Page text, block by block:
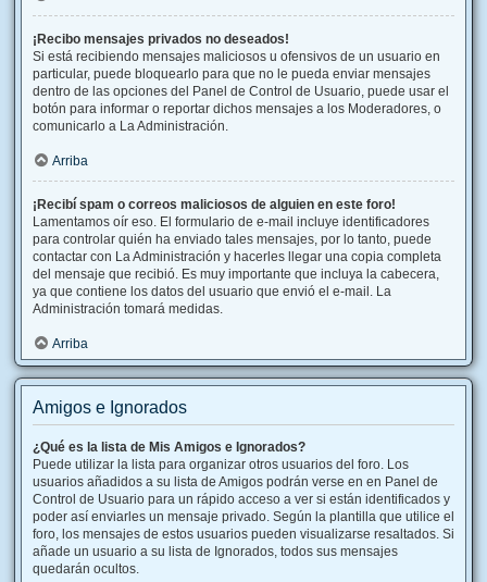
¡Recibo mensajes privados no deseados!
Si está recibiendo mensajes maliciosos u ofensivos de un usuario en
particular, puede bloquearlo para que no le pueda enviar mensajes
dentro de las opciones del Panel de Control de Usuario, puede usar el
botón para informar o reportar dichos mensajes a los Moderadores, o
comunicarlo a La Administración.
Arriba
¡Recibí spam o correos maliciosos de alguien en este foro!
Lamentamos oír eso. El formulario de e-mail incluye identificadores
para controlar quién ha enviado tales mensajes, por lo tanto, puede
contactar con La Administración y hacerles llegar una copia completa
del mensaje que recibió. Es muy importante que incluya la cabecera,
ya que contiene los datos del usuario que envió el e-mail. La
Administración tomará medidas.
Arriba
Amigos e Ignorados
¿Qué es la lista de Mis Amigos e Ignorados?
Puede utilizar la lista para organizar otros usuarios del foro. Los
usuarios añadidos a su lista de Amigos podrán verse en en Panel de
Control de Usuario para un rápido acceso a ver si están identificados y
poder así enviarles un mensaje privado. Según la plantilla que utilice el
foro, los mensajes de estos usuarios pueden visualizarse resaltados. Si
añade un usuario a su lista de Ignorados, todos sus mensajes
quedarán ocultos.